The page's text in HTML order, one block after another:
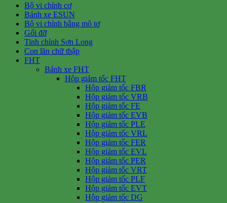
Bộ vi chỉnh cơ
Bánh xe ESUN
Bộ vi chỉnh bằng mô tơ
Gối đỡ
Tinh chỉnh Sơn Long
Con lăn chữ thập
FHT
Bánh xe FHT
Hộp giảm tốc FHT
Hộp giảm tốc FBR
Hộp giảm tốc VRB
Hộp giảm tốc FE
Hộp giảm tốc EVB
Hộp giảm tốc PLE
Hộp giảm tốc VRL
Hộp giảm tốc FER
Hộp giảm tốc EVL
Hộp giảm tốc PER
Hộp giảm tốc VRT
Hộp giảm tốc PLF
Hộp giảm tốc EVT
Hộp giảm tốc DG